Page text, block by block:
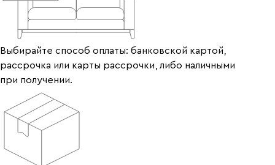
Выбирайте способ оплаты: банковской картой,
рассрочка или карты рассрочки, либо наличными
при получении.